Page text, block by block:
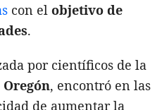
con el objetivo de
.
por científicos de la
, encontró en las
de aumentar la